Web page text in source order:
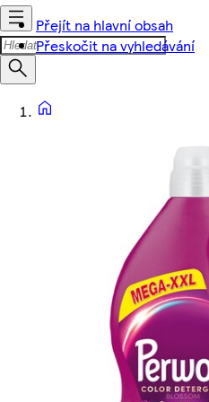
Přejít na hlavní obsah
Přeskočit na vyhledávání